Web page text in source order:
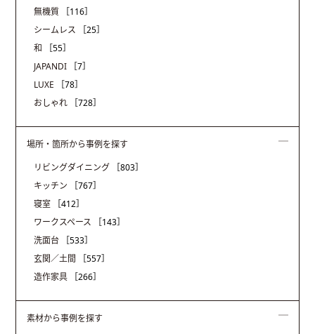
無機質
［116］
シームレス
［25］
和
［55］
JAPANDI
［7］
LUXE
［78］
おしゃれ
［728］
場所・箇所から事例を探す
リビングダイニング
［803］
キッチン
［767］
寝室
［412］
ワークスペース
［143］
洗面台
［533］
玄関／土間
［557］
造作家具
［266］
素材から事例を探す